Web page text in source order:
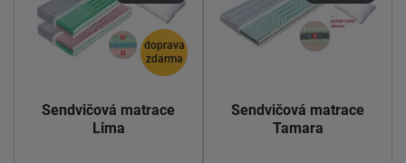
doprava
zdarma
Sendvičová matrace
Lima
Sendvičová matrace
Tamara